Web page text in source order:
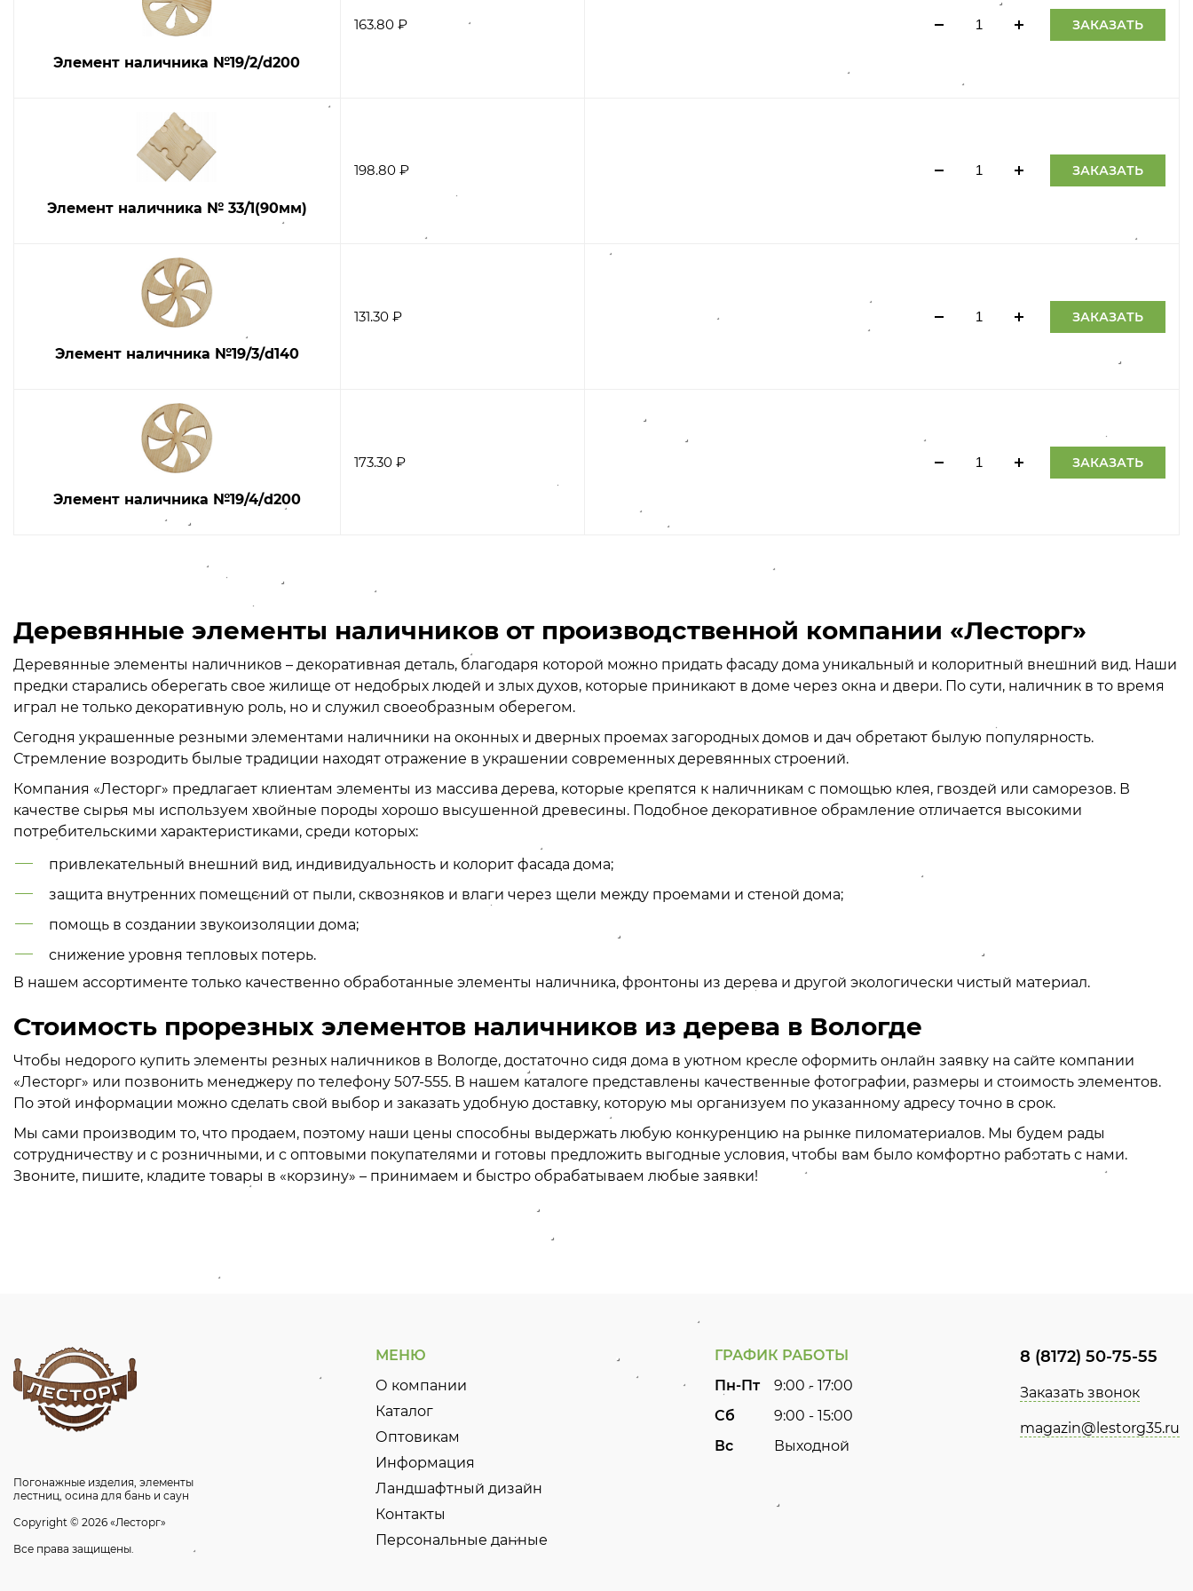
Элемент наличника №19/2/d200
163.80 ₽ ЗАКАЗАТЬ
Элемент наличника № 33/1(90мм)
198.80 ₽ ЗАКАЗАТЬ
Элемент наличника №19/3/d140
131.30 ₽ ЗАКАЗАТЬ
Элемент наличника №19/4/d200
173.30 ₽ ЗАКАЗАТЬ
Деревянные элементы наличников от производственной компании «Лесторг»
Деревянные элементы наличников – декоративная деталь, благодаря которой можно придать фасаду дома уникальный и колоритный внешний вид. Наши
предки старались оберегать свое жилище от недобрых людей и злых духов, которые приникают в доме через окна и двери. По сути, наличник в то время
играл не только декоративную роль, но и служил своеобразным оберегом.
Сегодня украшенные резными элементами наличники на оконных и дверных проемах загородных домов и дач обретают былую популярность.
Стремление возродить былые традиции находят отражение в украшении современных деревянных строений.
Компания «Лесторг» предлагает клиентам элементы из массива дерева, которые крепятся к наличникам с помощью клея, гвоздей или саморезов. В
качестве сырья мы используем хвойные породы хорошо высушенной древесины. Подобное декоративное обрамление отличается высокими
потребительскими характеристиками, среди которых:
привлекательный внешний вид, индивидуальность и колорит фасада дома;
защита внутренних помещений от пыли, сквозняков и влаги через щели между проемами и стеной дома;
помощь в создании звукоизоляции дома;
снижение уровня тепловых потерь.
В нашем ассортименте только качественно обработанные элементы наличника, фронтоны из дерева и другой экологически чистый материал.
Стоимость прорезных элементов наличников из дерева в Вологде
Чтобы недорого купить элементы резных наличников в Вологде, достаточно сидя дома в уютном кресле оформить онлайн заявку на сайте компании
«Лесторг» или позвонить менеджеру по телефону 507-555. В нашем каталоге представлены качественные фотографии, размеры и стоимость элементов.
По этой информации можно сделать свой выбор и заказать удобную доставку, которую мы организуем по указанному адресу точно в срок.
Мы сами производим то, что продаем, поэтому наши цены способны выдержать любую конкуренцию на рынке пиломатериалов. Мы будем рады
сотрудничеству и с розничными, и с оптовыми покупателями и готовы предложить выгодные условия, чтобы вам было комфортно работать с нами.
Звоните, пишите, кладите товары в «корзину» – принимаем и быстро обрабатываем любые заявки!
Погонажные изделия, элементы
лестниц, осина для бань и саун
Copyright © 2026 «Лесторг»
Все права защищены.
МЕНЮ
О компании
Каталог
Оптовикам
Информация
Ландшафтный дизайн
Контакты
Персональные данные
ГРАФИК РАБОТЫ
Пн-Пт
9:00 - 17:00
Сб
9:00 - 15:00
Вс
Выходной
8 (8172) 50-75-55
Заказать звонок
magazin@lestorg35.ru